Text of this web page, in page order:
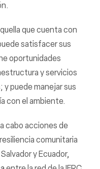
que cuenta con
satisfacer sus
oportunidades
y servicios
puede manejar sus
con el ambiente.
cabo acciones de
comunitaria
y Ecuador,